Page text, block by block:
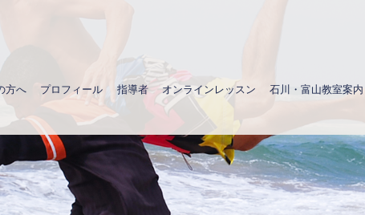
方へ プロフィール 指導者 オンラインレッスン 石川・富山教室案内